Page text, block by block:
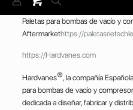
Paletas para bombas de vacío y
Aftermarkethttps://
https://Hardvanes.com
Hardvanes®, la compañía
para bombas de vacío y
dedicada a diseñar, fabricar y